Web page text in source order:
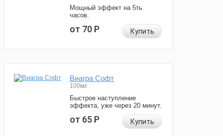
Мощный эффект на 5ть
часов.
от 70Р Купить
Виагра Софт
100мг
Быстрое наступление
эффекта, уже через 20 минут.
от 65Р Купить